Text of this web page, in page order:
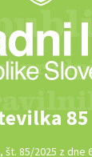
85
št. 85/2025 z dne